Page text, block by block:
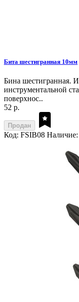
Бита шестигранная 10мм
Бина шестигранная.
инструментальной
поверхнос..
52 р.
Продан
Код: FSIB08